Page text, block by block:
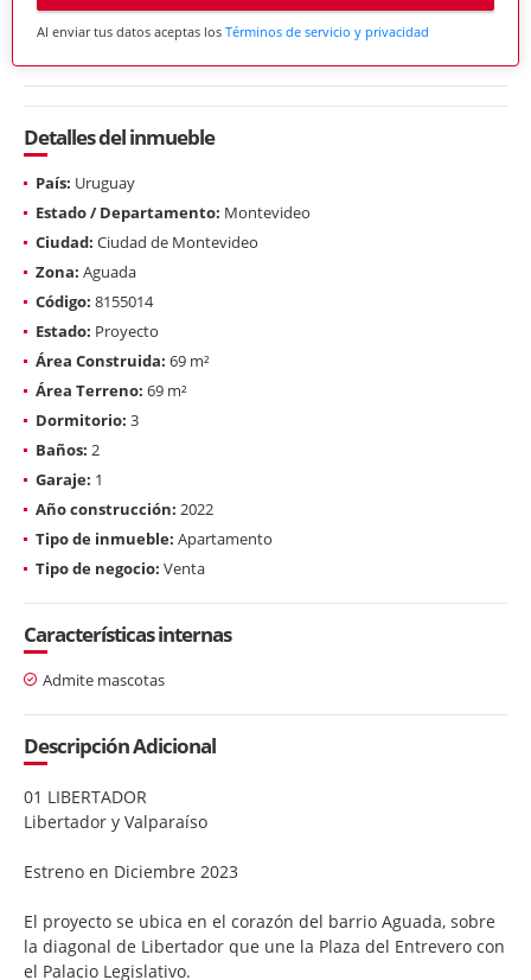
Al enviar tus datos aceptas los Términos de servicio y privacidad
Detalles del inmueble
País: Uruguay
Estado / Departamento: Montevideo
Ciudad: Ciudad de Montevideo
Zona: Aguada
Código: 8155014
Estado: Proyecto
Área Construida: 69 m²
Área Terreno: 69 m²
Dormitorio: 3
Baños: 2
Garaje: 1
Año construcción: 2022
Tipo de inmueble: Apartamento
Tipo de negocio: Venta
Características internas
Admite mascotas
Descripción Adicional
01 LIBERTADOR
Libertador y Valparaíso
Estreno en Diciembre 2023
El proyecto se ubica en el corazón del barrio Aguada, sobre
la diagonal de Libertador que une la Plaza del Entrevero con
el Palacio Legislativo.